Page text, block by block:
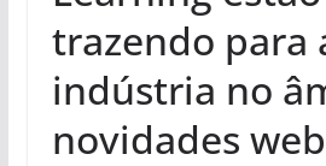
trazendo para
indústria no
novidades